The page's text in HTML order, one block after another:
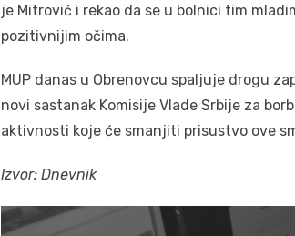
je Mitrović i rekao da se u bolnici tim
pozitivnijim očima.
MUP danas u Obrenovcu spaljuje drogu
novi sastanak Komisije Vlade Srbije za
aktivnosti koje će smanjiti prisustvo ove
Izvor: Dnevnik